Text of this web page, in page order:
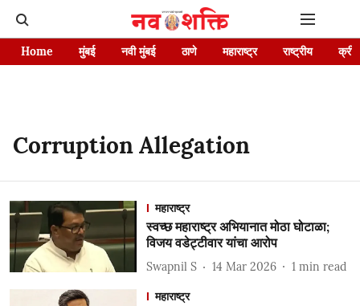
Home मुंबई नवी मुंबई ठाणे महाराष्ट्र राष्ट्रीय
Corruption Allegation
महाराष्ट्र
स्वच्छ महाराष्ट्र अभियानात मोठा घोटाळा;
विजय वडेट्टीवार यांचा आरोप
Swapnil S 14 Mar 2026 1 min read
महाराष्ट्र